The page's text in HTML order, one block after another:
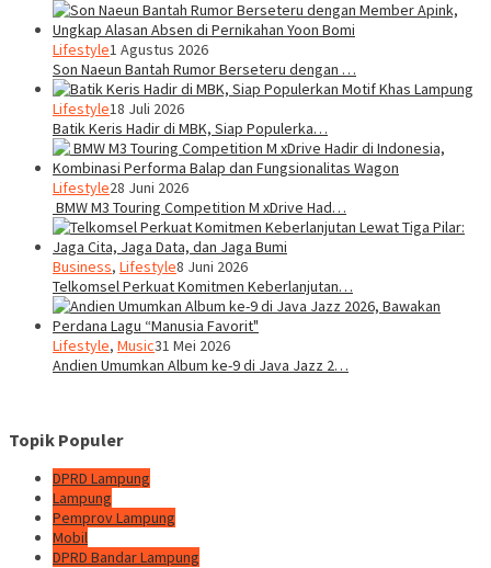
Lifestyle1 Agustus 2026
Son Naeun Bantah Rumor Berseteru dengan …
Lifestyle18 Juli 2026
Batik Keris Hadir di MBK, Siap Populerka…
Lifestyle28 Juni 2026
BMW M3 Touring Competition M xDrive Had…
Business, Lifestyle8 Juni 2026
Telkomsel Perkuat Komitmen Keberlanjutan…
Lifestyle, Music31 Mei 2026
Andien Umumkan Album ke-9 di Java Jazz 2…
Topik Populer
DPRD Lampung
Lampung
Pemprov Lampung
Mobil
DPRD Bandar Lampung